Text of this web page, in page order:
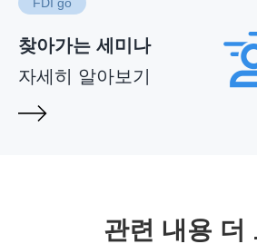
찾아가는 세미나
자세히 알아보기
관련 내용 더